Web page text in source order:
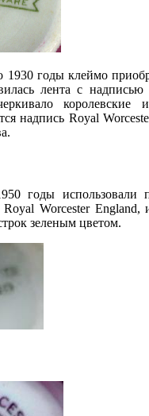
1930 годы клеймо
лента с надписью
королевские
надпись Royal
годы использовали
Worcester England,
зеленым цветом.